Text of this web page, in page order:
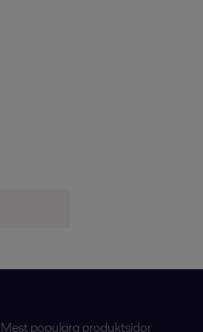
Mest populära produktsidor